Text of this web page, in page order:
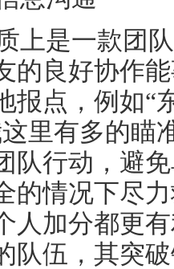
上是一款团
的良好协作
报点，例如“
里有多的瞄
队行动，避
的情况下尽
人加分都更
队伍，其突